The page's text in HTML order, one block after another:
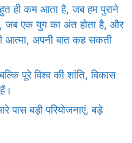
ही कम आता है, जब हम पुराने
जब एक युग का अंत होता है, और
आत्मा, अपनी बात कह सकती
पूरे विश्व की शांति, विकास
पास बड़ी परियोजनाएं, बड़े